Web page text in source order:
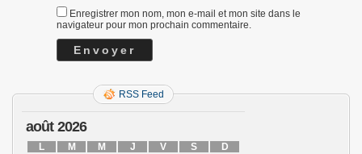
Enregistrer mon nom, mon e-mail et mon site dans le
navigateur pour mon prochain commentaire.
RSS Feed
août 2026
L M M J V S
D